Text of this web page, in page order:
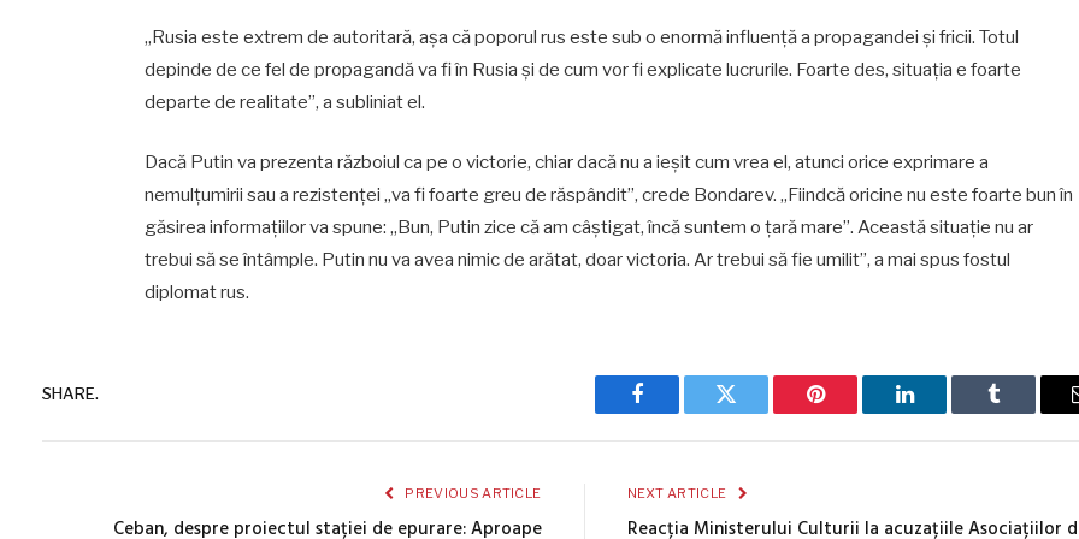
„Rusia este extrem de autoritară, așa că poporul rus este sub o enormă influență a propagandei și fricii. Totul
depinde de ce fel de propagandă va fi în Rusia și de cum vor fi explicate lucrurile. Foarte des, situația e foarte
departe de realitate”, a subliniat el.
Dacă Putin va prezenta războiul ca pe o victorie, chiar dacă nu a ieșit cum vrea el, atunci orice exprimare a
nemulțumirii sau a rezistenței „va fi foarte greu de răspândit”, crede Bondarev. „Fiindcă oricine nu este foarte bun în
găsirea informațiilor va spune: „Bun, Putin zice că am câștigat, încă suntem o țară mare”. Această situație nu ar
trebui să se întâmple. Putin nu va avea nimic de arătat, doar victoria. Ar trebui să fie umilit”, a mai spus fostul
diplomat rus.
SHARE.
Facebook Twitter Pinterest LinkedIn Tumblr
PREVIOUS ARTICLE
Ceban, despre proiectul stației de epurare: Aproape
NEXT ARTICLE
Reacția Ministerului Culturii la acuzațiile Asociațiilor